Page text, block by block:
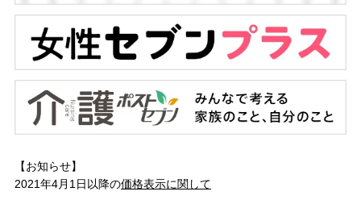
【お知らせ】
2021年4月1日以降の価格表示に関して